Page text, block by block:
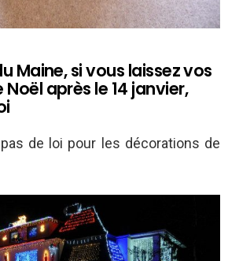
Maine, si vous laissez vos
après le 14 janvier,
pas de loi pour les décorations de